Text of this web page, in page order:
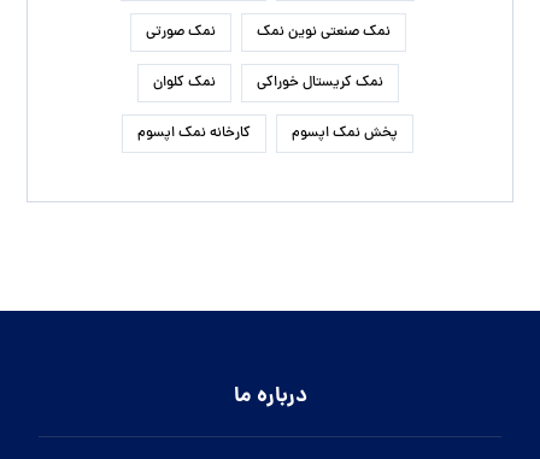
نمک صنعتی نوین نمک نمک صورتی
نمک کریستال خوراکی نمک کلوان
پخش نمک اپسوم کارخانه نمک اپسوم
درباره ما